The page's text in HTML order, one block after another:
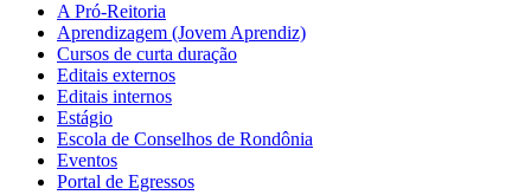
A Pró-Reitoria
Aprendizagem (Jovem Aprendiz)
Cursos de curta duração
Editais externos
Editais internos
Estágio
Escola de Conselhos de Rondônia
Eventos
Portal de Egressos